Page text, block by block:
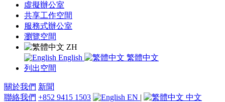
虛擬辦公室
共享工作空間
服務式辦公室
瀏覽空間
ZH
English
繁體中文
列出空間
關於我們 新聞
聯絡我們 +852 9415 1503 EN | 中文